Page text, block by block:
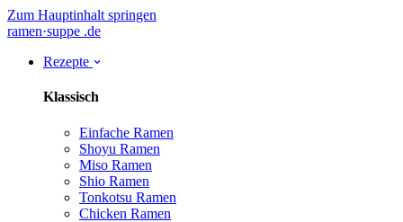
Zum Hauptinhalt springen
ramen·suppe .de
Rezepte
Klassisch
Einfache Ramen
Shoyu Ramen
Miso Ramen
Shio Ramen
Tonkotsu Ramen
Chicken Ramen